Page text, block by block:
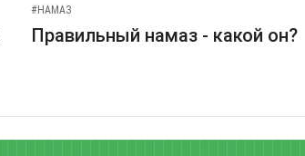
#НАМАЗ
Правильный намаз - какой он?